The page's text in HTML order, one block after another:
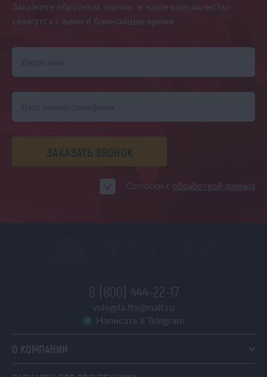
Закажите обратный звонок, и наши специалисты
свяжутся с вами в ближайшее время
ЗАКАЗАТЬ ЗВОНОК
Согласен с обработкой данных
8 (800) 444-22-17
vologda.fts@mail.ru
Написать в Telegram
О КОМПАНИИ